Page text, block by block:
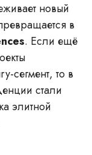
новый
в
. Если ещё
сегмент, то в
стали
элитной